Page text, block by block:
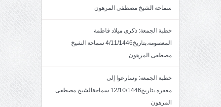
سماحة الشيخ مصطفى المرهون
خطبة الجمعة: ذكرى ميلاد فاطمة
المعصومه.بتاريخ4/11/1446 سماحة الشيخ
مصطفى المرهون
خطبة الجمعه: وسارعوا إلى
مغفره.بتاريخ12/10/1446 سماحةالشيخ مصطفى
المرهون